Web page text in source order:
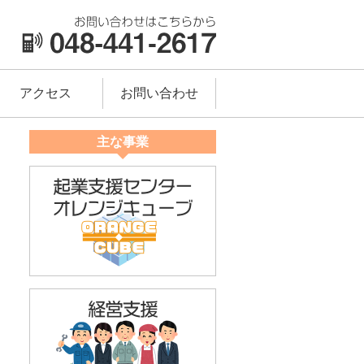
アクセス お問い合わせ
主な事業